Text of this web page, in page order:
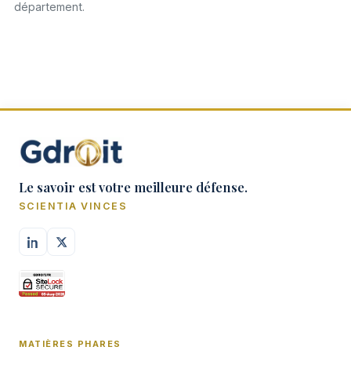
département.
Le savoir est votre meilleure défense.
SCIENTIA VINCES
MATIÈRES PHARES